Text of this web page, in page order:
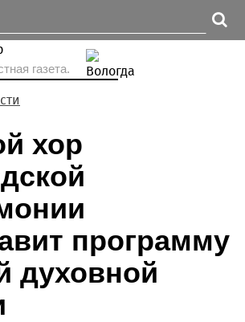
газета.
хор
программу
духовной